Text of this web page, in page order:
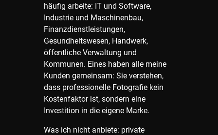
häufig arbeite: IT und Software,
Industrie und Maschinenbau,
Finanzdienstleistungen,
Gesundheitswesen, Handwerk,
öffentliche Verwaltung und
Kommunen. Eines haben alle meine
Kunden gemeinsam: Sie verstehen,
dass professionelle Fotografie kein
Kostenfaktor ist, sondern eine
Investition in die eigene Marke.
Was ich nicht anbiete: private